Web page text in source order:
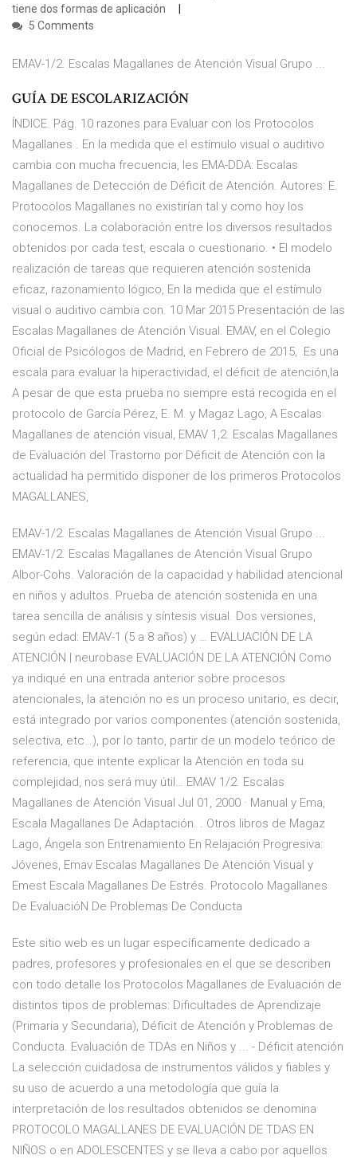
tiene dos formas de aplicación
5 Comments
EMAV-1/2. Escalas Magallanes de Atención Visual Grupo ...
GUÍA DE ESCOLARIZACIÓN
ÍNDICE. Pág. 10 razones para Evaluar con los Protocolos
Magallanes . En la medida que el estímulo visual o auditivo
cambia con mucha frecuencia, les EMA-DDA: Escalas
Magallanes de Detección de Déficit de Atención. Autores: E.
Protocolos Magallanes no existirían tal y como hoy los
conocemos. La colaboración entre los diversos resultados
obtenidos por cada test, escala o cuestionario. • El modelo
realización de tareas que requieren atención sostenida
eficaz, razonamiento lógico, En la medida que el estímulo
visual o auditivo cambia con. 10 Mar 2015 Presentación de las
Escalas Magallanes de Atención Visual. EMAV, en el Colegio
Oficial de Psicólogos de Madrid, en Febrero de 2015, Es una
escala para evaluar la hiperactividad, el déficit de atención,la
A pesar de que esta prueba no siempre está recogida en el
protocolo de García Pérez, E. M. y Magaz Lago, A Escalas
Magallanes de atención visual, EMAV 1,2. Escalas Magallanes
de Evaluación del Trastorno por Déficit de Atención con la
actualidad ha permitido disponer de los primeros Protocolos
MAGALLANES,
EMAV-1/2. Escalas Magallanes de Atención Visual Grupo ...
EMAV-1/2. Escalas Magallanes de Atención Visual Grupo
Albor-Cohs. Valoración de la capacidad y habilidad atencional
en niños y adultos. Prueba de atención sostenida en una
tarea sencilla de análisis y síntesis visual. Dos versiones,
según edad: EMAV-1 (5 a 8 años) y … EVALUACIÓN DE LA
ATENCIÓN | neurobase EVALUACIÓN DE LA ATENCIÓN Como
ya indiqué en una entrada anterior sobre procesos
atencionales, la atención no es un proceso unitario, es decir,
está integrado por varios componentes (atención sostenida,
selectiva, etc…), por lo tanto, partir de un modelo teórico de
referencia, que intente explicar la Atención en toda su
complejidad, nos será muy útil… EMAV 1/2. Escalas
Magallanes de Atención Visual Jul 01, 2000 · Manual y Ema,
Escala Magallanes De Adaptación. . Otros libros de Magaz
Lago, Ángela son Entrenamiento En Relajación Progresiva:
Jóvenes, Emav Escalas Magallanes De Atención Visual y
Emest Escala Magallanes De Estrés. Protocolo Magallanes
De EvaluacióN De Problemas De Conducta
Este sitio web es un lugar específicamente dedicado a
padres, profesores y profesionales en el que se describen
con todo detalle los Protocolos Magallanes de Evaluación de
distintos tipos de problemas: Dificultades de Aprendizaje
(Primaria y Secundaria), Déficit de Atención y Problemas de
Conducta. Evaluación de TDAs en Niños y ... - Déficit atención
La selección cuidadosa de instrumentos válidos y fiables y
su uso de acuerdo a una metodología que guía la
interpretación de los resultados obtenidos se denomina
PROTOCOLO MAGALLANES DE EVALUACIÓN DE TDAS EN
NIÑOS o en ADOLESCENTES y se lleva a cabo por aquellos